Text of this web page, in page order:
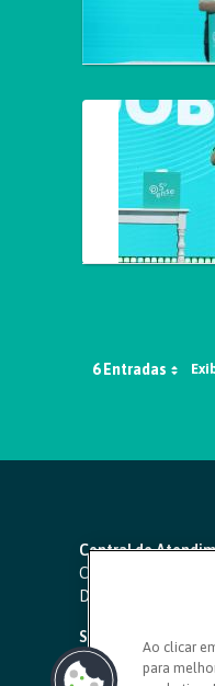
6 Entradas
Central de
Capitais e regiões
Demais localidades:
SAC 24 horas
Ouvidoria
Ao clicar
para